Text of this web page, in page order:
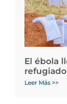
El ébola
Leer Más >>